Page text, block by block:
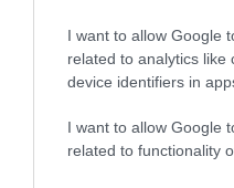
I want to allow Google
related to analytics like
device identifiers in
I want to allow Google
related to functionality